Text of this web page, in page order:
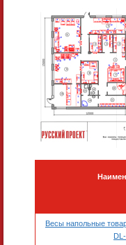
Весы напольные